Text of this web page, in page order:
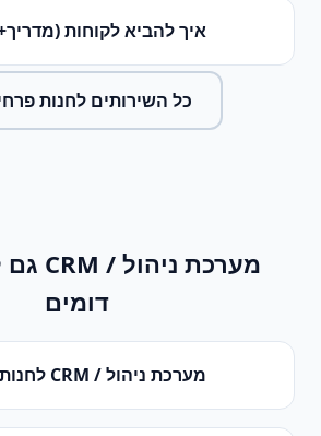
איך להביא לקוחות
כל השירותים לחנות
מערכת ניהול / CRM
גם
דומים
מערכת ניהול / CRM ל